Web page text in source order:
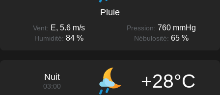
Pluie
Vent: E, 5.6 m/s Pression: 760 mmHg
Humidité: 84 % Nébulosité: 65 %
Nuit
03:00 +28°C